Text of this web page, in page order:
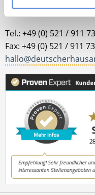
Kontakt
Tel.: +49 (0) 521 / 911
Fax: +49 (0) 521 / 911